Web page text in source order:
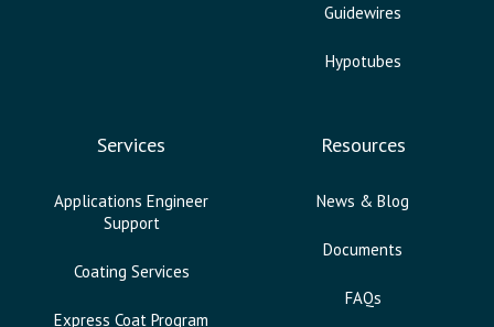
Guidewires
Hypotubes
Services
Applications Engineer
Support
Coating Services
Express Coat Program
Resources
News & Blog
Documents
FAQs